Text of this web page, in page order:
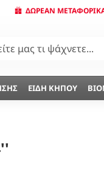
ΔΩΡΕΆΝ
ΕΊΔΗ ΚΉΠΟΥ